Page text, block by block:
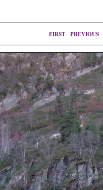
FIRST PREVIOUS